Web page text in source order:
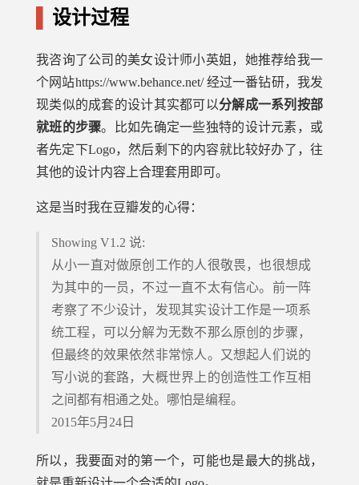
设计过程
我咨询了公司的美女设计师小英姐，她推荐给我一
个网站https://www.behance.net/ 经过一番钻研，我发
现类似的成套的设计其实都可以分解成一系列按部
就班的步骤。比如先确定一些独特的设计元素，或
者先定下Logo，然后剩下的内容就比较好办了，往
其他的设计内容上合理套用即可。
这是当时我在豆瓣发的心得：
Showing V1.2 说:
从小一直对做原创工作的人很敬畏，也很想成
为其中的一员，不过一直不太有信心。前一阵
考察了不少设计，发现其实设计工作是一项系
统工程，可以分解为无数不那么原创的步骤，
但最终的效果依然非常惊人。又想起人们说的
写小说的套路，大概世界上的创造性工作互相
之间都有相通之处。哪怕是编程。
2015年5月24日
所以，我要面对的第一个，可能也是最大的挑战，